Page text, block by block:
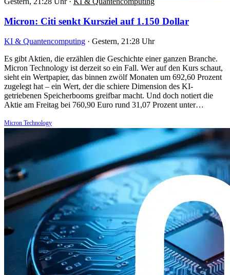
Micron: Citi senkt Kursziel auf 1.150 Dollar
KI & Quantencomputing · Gestern, 21:28 Uhr
Es gibt Aktien, die erzählen die Geschichte einer ganzen Branche.
Micron Technology ist derzeit so ein Fall. Wer auf den Kurs schaut,
sieht ein Wertpapier, das binnen zwölf Monaten um 692,60 Prozent
zugelegt hat – ein Wert, der die schiere Dimension des KI-
getriebenen Speicherbooms greifbar macht. Und doch notiert die
Aktie am Freitag bei 760,90 Euro rund 31,07 Prozent unter…
Micron Technology